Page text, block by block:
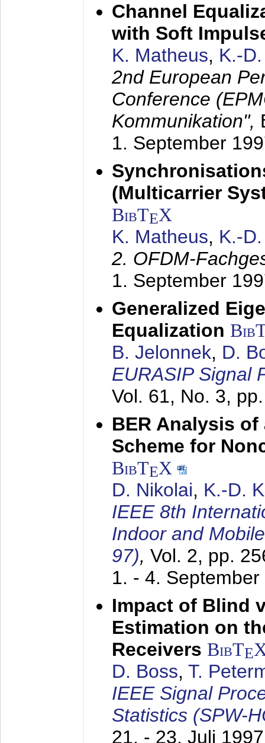
Channel
with Soft
K. Matheus, K.-
2nd European
Conference
Kommunikation",
1. September
(Multicarrier
BibTEX
K. Matheus, K.-
2. OFDM-
1. September
Generalized
Equalization
B. Jelonnek, D.
EURASIP Signal
Vol. 61, No. 3,
BER Analysis
Scheme for
BibTEX
D. Nikolai, K.-D.
IEEE 8th
Indoor and
97), Vol. 2, pp.
1. - 4. September
Impact of Blind
Estimation on
Receivers BibTE
D. Boss, T.
IEEE Signal
Statistics (SPW-
21. - 23. Juli 1997